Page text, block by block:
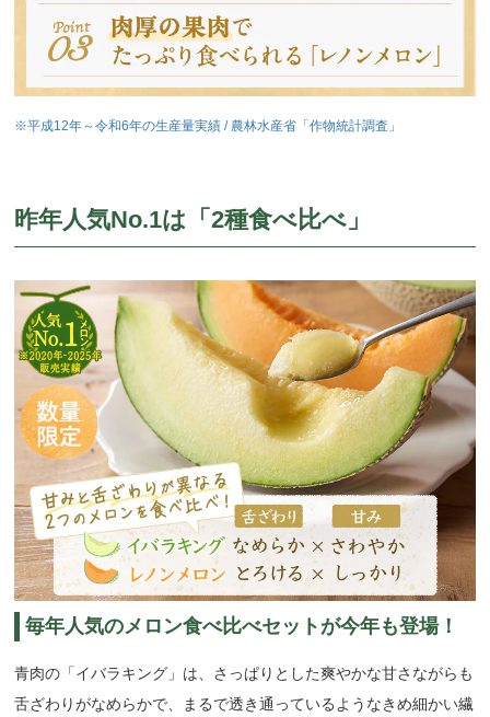
※平成12年～令和6年の生産量実績 / 農林水産省「作物統計調査」
昨年人気No.1は「2種食べ比べ」
毎年人気のメロン食べ比べセットが今年も登場！
青肉の「イバラキング」は、さっぱりとした爽やかな甘さながらも
舌ざわりがなめらかで、まるで透き通っているようなきめ細かい繊